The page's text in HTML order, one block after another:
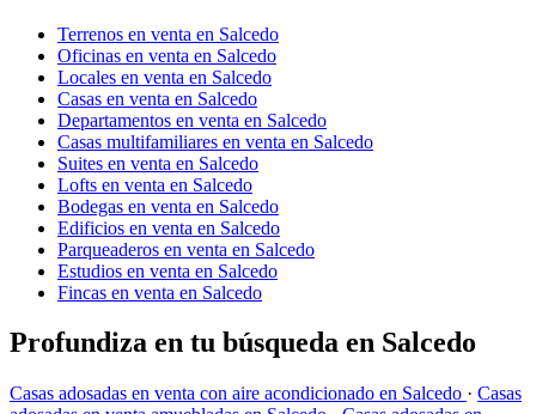
Terrenos en venta en Salcedo
Oficinas en venta en Salcedo
Locales en venta en Salcedo
Casas en venta en Salcedo
Departamentos en venta en Salcedo
Casas multifamiliares en venta en Salcedo
Suites en venta en Salcedo
Lofts en venta en Salcedo
Bodegas en venta en Salcedo
Edificios en venta en Salcedo
Parqueaderos en venta en Salcedo
Estudios en venta en Salcedo
Fincas en venta en Salcedo
Profundiza en tu búsqueda en Salcedo
Casas adosadas en venta con aire acondicionado en Salcedo · Casas